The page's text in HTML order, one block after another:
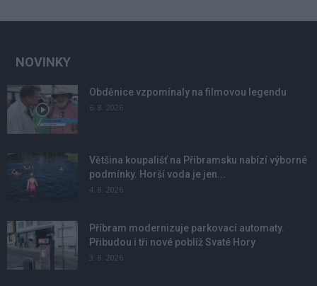
NOVINKY
Obděnice vzpomínaly na filmovou legendu
6. 8. 2026
Většina koupališť na Příbramsku nabízí výborné
podmínky. Horší voda je jen...
4. 8. 2026
Příbram modernizuje parkovací automaty.
Přibudou i tři nové poblíž Svaté Hory
3. 8. 2026